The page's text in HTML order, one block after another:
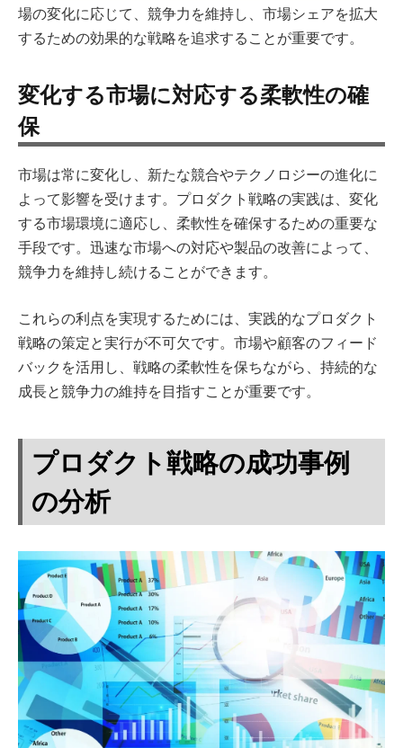
場の変化に応じて、競争力を維持し、市場シェアを拡大
するための効果的な戦略を追求することが重要です。
変化する市場に対応する柔軟性の確
保
市場は常に変化し、新たな競合やテクノロジーの進化に
よって影響を受けます。プロダクト戦略の実践は、変化
する市場環境に適応し、柔軟性を確保するための重要な
手段です。迅速な市場への対応や製品の改善によって、
競争力を維持し続けることができます。
これらの利点を実現するためには、実践的なプロダクト
戦略の策定と実行が不可欠です。市場や顧客のフィード
バックを活用し、戦略の柔軟性を保ちながら、持続的な
成長と競争力の維持を目指すことが重要です。
プロダクト戦略の成功事例
の分析